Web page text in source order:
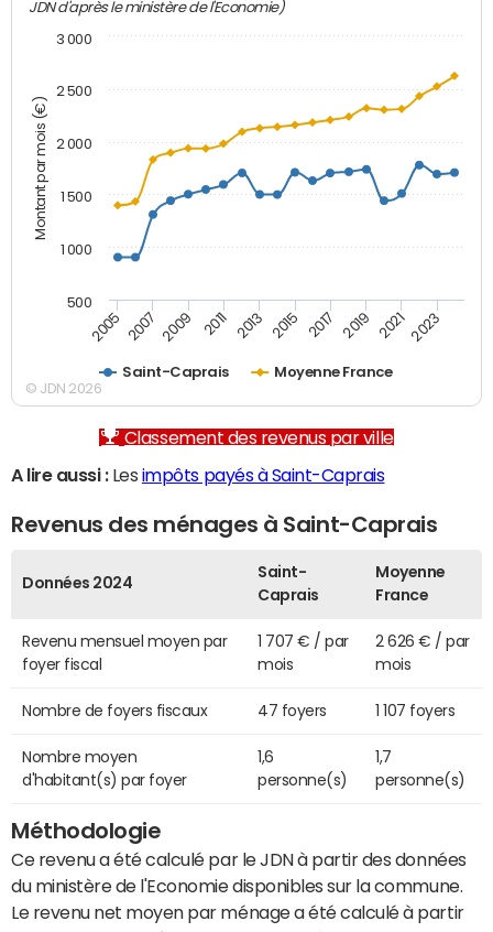
Montant par mois (€)
JDN d'après le ministère de l'Economie)
Saint-Caprais Moyenne France
2005 2007 2009 2011 2013 2015 2017 2019 2021 2023
500
1 000
1 500
2 000
2 500
3 000
© JDN 2026
Classement des revenus par ville
A lire aussi :Les impôts payés à Saint-Caprais
Revenus des ménages à Saint-Caprais
Données 2024
Saint-
Caprais
Moyenne
France
Revenu mensuel moyen par
foyer fiscal
1 707 € / par
mois
2 626 € / par
mois
Nombre de foyers fiscaux 47 foyers 1 107 foyers
Nombre moyen
d'habitant(s) par foyer
1,6
personne(s)
1,7
personne(s)
Méthodologie
Ce revenu a été calculé par le JDN à partir des données
du ministère de l'Economie disponibles sur la commune.
Le revenu net moyen par ménage a été calculé à partir